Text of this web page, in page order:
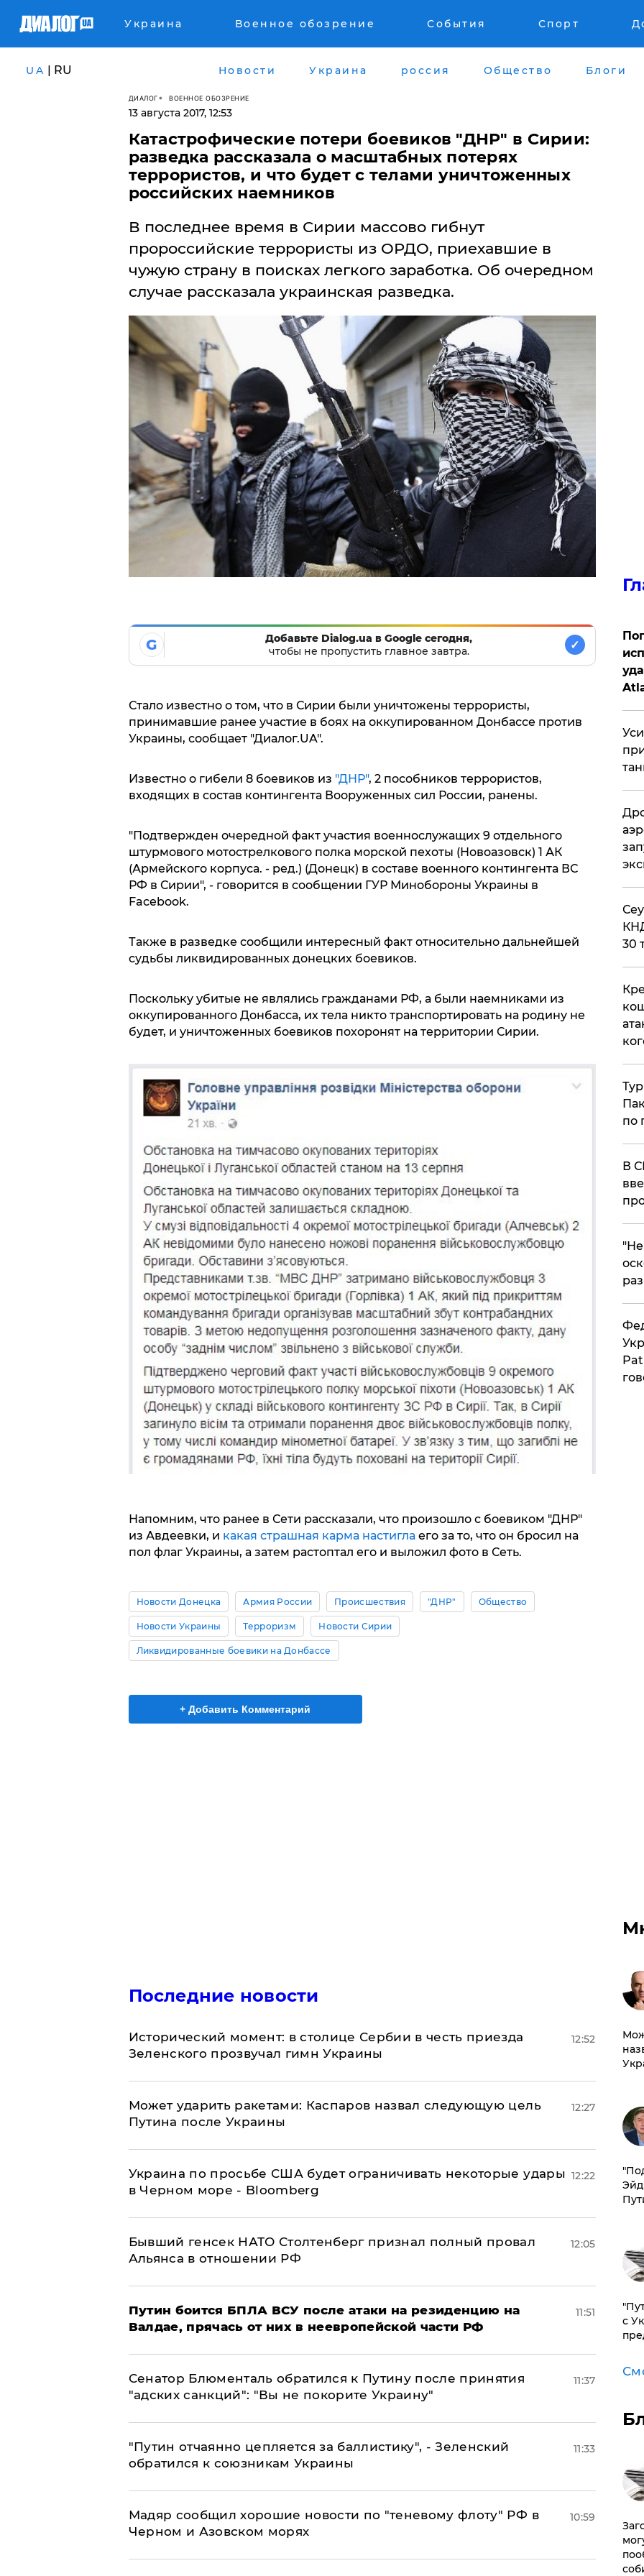
Украина Военное обозрение События Спорт
UA | RU Новости Украина россия Общество Блоги
ДИАЛОГ ВОЕННОЕ ОБОЗРЕНИЕ
13 августа 2017, 12:53
Катастрофические потери боевиков "ДНР" в Сирии:
разведка рассказала о масштабных потерях
террористов, и что будет с телами уничтоженных
российских наемников
В последнее время в Сирии массово гибнут
пророссийские террористы из ОРДО, приехавшие в
чужую страну в поисках легкого заработка. Об очередном
случае рассказала украинская разведка.
G
Добавьте Dialog.ua в Google сегодня,
чтобы не пропустить главное завтра.
✓
Стало известно о том, что в Сирии были уничтожены террористы,
принимавшие ранее участие в боях на оккупированном Донбассе против
Украины, сообщает "Диалог.UA".
Известно о гибели 8 боевиков из "ДНР", 2 пособников террористов,
входящих в состав контингента Вооруженных сил России, ранены.
"Подтвержден очередной факт участия военнослужащих 9 отдельного
штурмового мотострелкового полка морской пехоты (Новоазовск) 1 АК
(Армейского корпуса. - ред.) (Донецк) в составе военного контингента ВС
РФ в Сирии", - говорится в сообщении ГУР Минобороны Украины в
Facebook.
Также в разведке сообщили интересный факт относительно дальнейшей
судьбы ликвидированных донецких боевиков.
Поскольку убитые не являлись гражданами РФ, а были наемниками из
оккупированного Донбасса, их тела никто транспортировать на родину не
будет, и уничтоженных боевиков похоронят на территории Сирии.
Напомним, что ранее в Сети рассказали, что произошло с боевиком "ДНР"
из Авдеевки, и какая страшная карма настигла его за то, что он бросил на
пол флаг Украины, а затем растоптал его и выложил фото в Сеть.
Новости Донецка Армия России Происшествия "ДНР" Общество
Новости Украины Терроризм Новости Сирии
Ликвидированные боевики на Донбассе
+ Добавить Комментарий
Последние новости
Исторический момент: в столице Сербии в честь приезда
Зеленского прозвучал гимн Украины
12:52
Может ударить ракетами: Каспаров назвал следующую цель
Путина после Украины
12:27
Украина по просьбе США будет ограничивать некоторые удары
в Черном море - Bloomberg
12:22
Бывший генсек НАТО Столтенберг признал полный провал
Альянса в отношении РФ
12:05
Путин боится БПЛА ВСУ после атаки на резиденцию на
Валдае, прячась от них в неевропейской части РФ
11:51
Сенатор Блюменталь обратился к Путину после принятия
"адских санкций": "Вы не покорите Украину"
11:37
"Путин отчаянно цепляется за баллистику", - Зеленский
обратился к союзникам Украины
11:33
Мадяр сообщил хорошие новости по "теневому флоту" РФ в
Черном и Азовском морях
10:59
30
по
В
с